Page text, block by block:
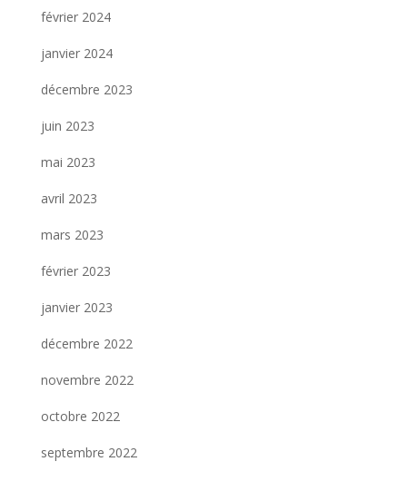
février 2024
janvier 2024
décembre 2023
juin 2023
mai 2023
avril 2023
mars 2023
février 2023
janvier 2023
décembre 2022
novembre 2022
octobre 2022
septembre 2022